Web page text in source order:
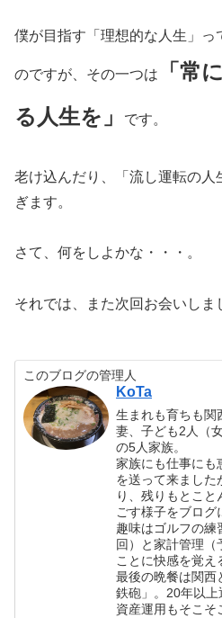
僕が目指す「理想的な人生」っ
のですが、その一つは
「常
る人生を」
です。
老け込んだり、「流し運転の人
ぎます。
さて、何をしよかな・・・。
それでは、また次回お会いしま
このブログの管理人
KoTa
生まれも育ちも関
妻、子ども2人（
の5人家族。
家族にも仕事にも
を送って来ました
り、残りもとこ
ごす様子をブログ
趣味はゴルフの練
回）と家計管理（
ことに快感を覚え
最後の晩餐は関西
鉄砲」。20年以上
資産運用もそこそ